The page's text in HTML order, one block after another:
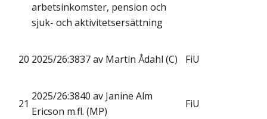
arbetsinkomster, pension och
sjuk- och aktivitetsersättning
20 2025/26:3837 av Martin Ådahl (C) FiU
21
2025/26:3840 av Janine Alm
Ericson m.fl. (MP)
FiU